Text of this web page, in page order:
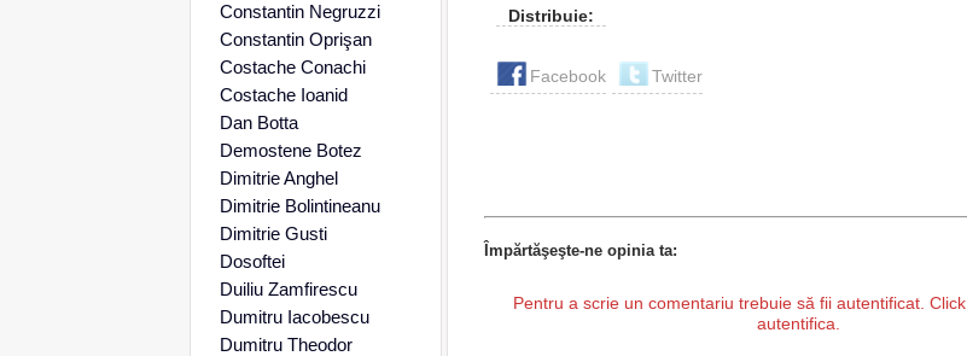
Distribuie:
Facebook Twitter
Împărtăşeşte-ne opinia ta:
Pentru a scrie un comentariu trebuie să fii autentificat. Click
autentifica.
Constantin Negruzzi
Constantin Oprişan
Costache Conachi
Costache Ioanid
Dan Botta
Demostene Botez
Dimitrie Anghel
Dimitrie Bolintineanu
Dimitrie Gusti
Dosoftei
Duiliu Zamfirescu
Dumitru Iacobescu
Dumitru Theodor